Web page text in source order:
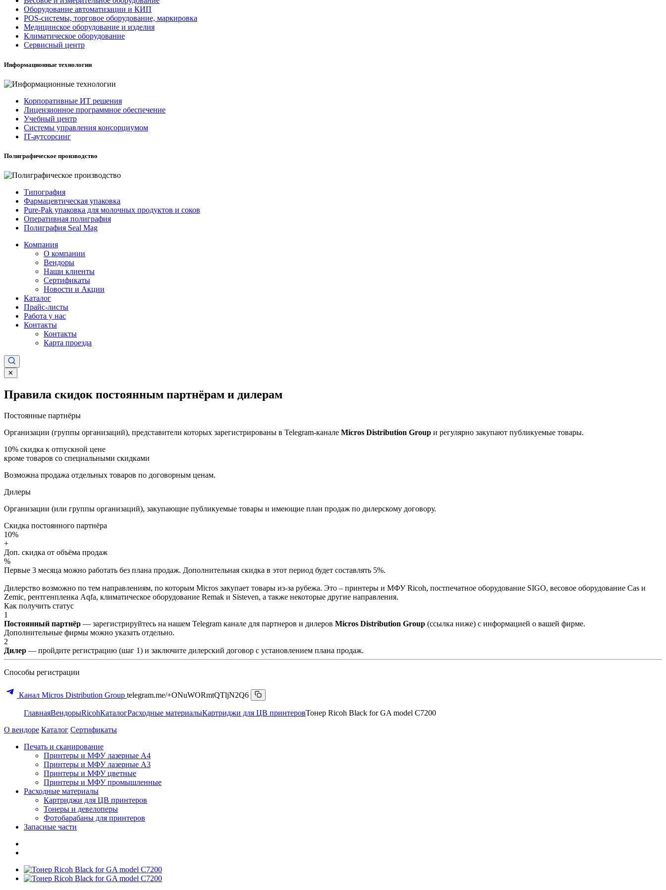
Оборудование автоматизации и КИП
POS-системы, торговое оборудование, маркировка
Медицинское оборудование и изделия
Климатическое оборудование
Сервисный центр
Информационные технологии
Корпоративные ИТ решения
Лицензионное программное обеспечение
Учебный центр
Системы управления консорциумом
IT-аутсорсинг
Полиграфическое производство
Типография
Фармацевтическая упаковка
Pure-Pak упаковка для молочных продуктов и соков
Оперативная полиграфия
Полиграфия Seal Mag
Компания
О компании
Вендоры
Наши клиенты
Сертификаты
Новости и Акции
Каталог
Прайс-листы
Работа у нас
Контакты
Контакты
Карта проезда
✕
Правила скидок постоянным партнёрам и дилерам
Постоянные партнёры
Организации (группы организаций), представители которых зарегистрированы в Telegram-канале Micros Distribution Group и регулярно закупают публикуемые товары.
10% скидка к отпускной цене
кроме товаров со специальными скидками
Возможна продажа отдельных товаров по договорным ценам.
Дилеры
Организации (или группы организаций), закупающие публикуемые товары и имеющие план продаж по дилерскому договору.
Скидка постоянного партнёра
10%
+
Доп. скидка от объёма продаж
%
Первые 3 месяца можно работать без плана продаж. Дополнительная скидка в этот период будет составлять 5%.
Дилерство возможно по тем направлениям, по которым Micros закупает товары из-за рубежа. Это – принтеры и МФУ Ricoh, постпечатное оборудование SIGO, весовое оборудование Cas и
Zemic, рентгенпленка Aqfa, климатическое оборудование Remak и Sisteven, а также некоторые другие направления.
Как получить статус
1
Постоянный партнёр — зарегистрируйтесь на нашем Telegram канале для партнеров и дилеров Micros Distribution Group (ссылка ниже) с информацией о вашей фирме.
Дополнительные фирмы можно указать отдельно.
2
Дилер — пройдите регистрацию (шаг 1) и заключите дилерский договор с установлением плана продаж.
Способы регистрации
Канал Micros Distribution Group telegram.me/+ONuWORmtQTljN2Q6
ГлавнаяВендорыRicohКаталогРасходные материалыКартриджи для ЦВ принтеровТонер Ricoh Black for GA model C7200
О вендоре Каталог Сертификаты
Печать и сканирование
Принтеры и МФУ лазерные А4
Принтеры и МФУ лазерные А3
Принтеры и МФУ цветные
Принтеры и МФУ промышленные
Расходные материалы
Картриджи для ЦВ принтеров
Тонеры и девелоперы
Фотобарабаны для принтеров
Запасные части